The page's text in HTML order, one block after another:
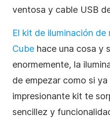
ventosa y cable USB
El kit de iluminación de
Cube hace una cosa y
enormemente, la
de empezar como si
impresionante kit te
sencillez y